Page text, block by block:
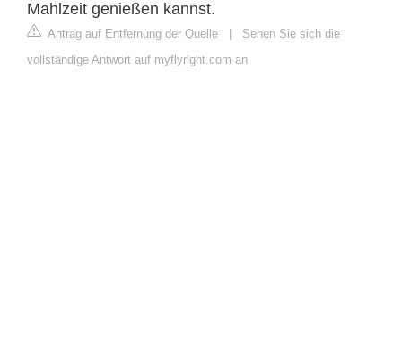
Mahlzeit genießen kannst.
Antrag auf Entfernung der Quelle | Sehen Sie sich die
vollständige Antwort auf myflyright.com an